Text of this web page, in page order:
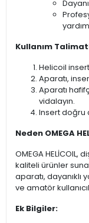
Kullanım
Helicoil
Aparatı,
Aparatı
vidalayın.
Insert doğru
Neden OMEGA
OMEGA
kaliteli ürünler
aparatı, dayanıklı
ve amatör
Ek Bilgiler: